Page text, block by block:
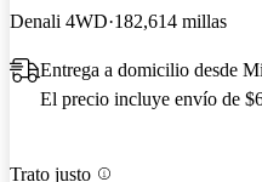
Denali 4WD 182,614 millas
Entrega a domicilio desde
El precio incluye envío de
Trato justo